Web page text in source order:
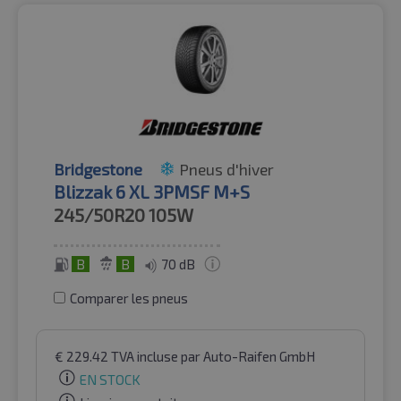
Bridgestone Pneus d'hiver
Blizzak 6 XL 3PMSF M+S
245/50R20105W
B B 70 dB
Comparer les pneus
€ 229.42 TVA incluse par Auto-Raifen GmbH
EN STOCK